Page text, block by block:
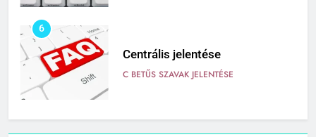
6
Centrális jelentése
C BETŰS SZAVAK JELENTÉSE
7